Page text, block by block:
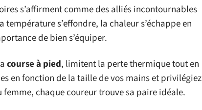
s’affirment comme des alliés incontournables
température s’effondre, la chaleur s’échappe en
de bien s’équiper.
course à pied, limitent la perte thermique tout en
en fonction de la taille de vos mains et privilégiez
chaque coureur trouve sa paire idéale.